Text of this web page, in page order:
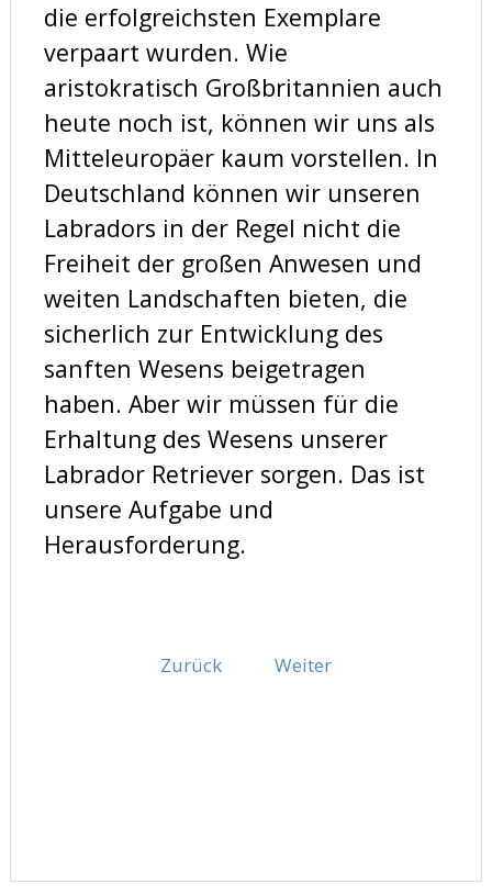
die erfolgreichsten Exemplare
verpaart wurden. Wie
aristokratisch Großbritannien auch
heute noch ist, können wir uns als
Mitteleuropäer kaum vorstellen. In
Deutschland können wir unseren
Labradors in der Regel nicht die
Freiheit der großen Anwesen und
weiten Landschaften bieten, die
sicherlich zur Entwicklung des
sanften Wesens beigetragen
haben. Aber wir müssen für die
Erhaltung des Wesens unserer
Labrador Retriever sorgen. Das ist
unsere Aufgabe und
Herausforderung.
Zurück Weiter